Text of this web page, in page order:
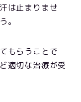
は止まりませ
。
もらうことで
適切な治療が受